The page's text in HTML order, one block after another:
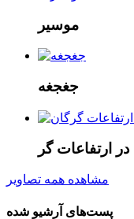
موسیر
جغجغه
مشاهده همه تصاویر
پست‌های آرشیو شده